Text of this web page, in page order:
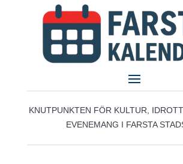
KNUTPUNKTEN FÖR KULTUR,
EVENEMANG I FARSTA